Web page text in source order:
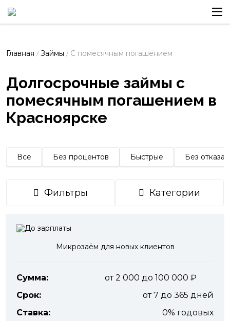
Главная / Займы / С помесячным погашением
Долгосрочные займы с
помесячным погашением в
Красноярске
Все Без процентов Быстрые Без отказа
Фильтры Категории
Микрозаём для новых клиентов
Сумма:
от 2 000 до 100 000
Срок:
от 7 до 365 дней
Ставка:
0% годовых